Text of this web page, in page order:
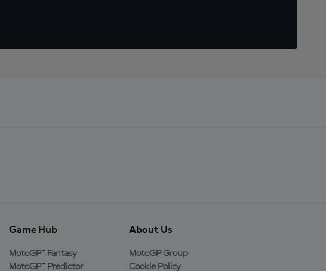
Game Hub
MotoGP™ Fantasy
MotoGP™ Predictor
About Us
MotoGP Group
Cookie Policy